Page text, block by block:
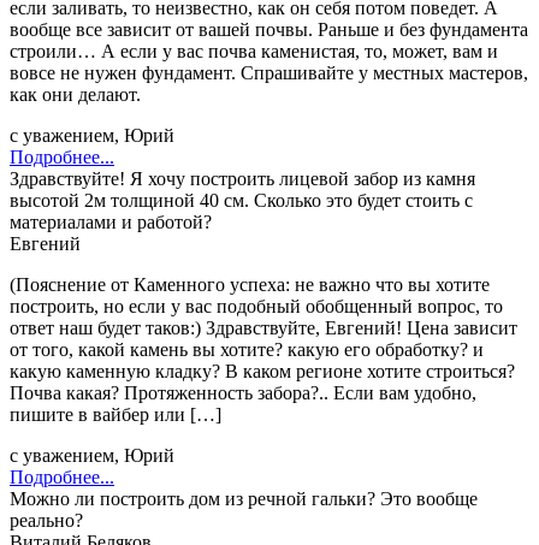
если заливать, то неизвестно, как он себя потом поведет. А
вообще все зависит от вашей почвы. Раньше и без фундамента
строили… А если у вас почва каменистая, то, может, вам и
вовсе не нужен фундамент. Спрашивайте у местных мастеров,
как они делают.
с уважением, Юрий
Подробнее...
Здравствуйте! Я хочу построить лицевой забор из камня
высотой 2м толщиной 40 см. Сколько это будет стоить с
материалами и работой?
Евгений
(Пояснение от Каменного успеха: не важно что вы хотите
построить, но если у вас подобный обобщенный вопрос, то
ответ наш будет таков:) Здравствуйте, Евгений! Цена зависит
от того, какой камень вы хотите? какую его обработку? и
какую каменную кладку? В каком регионе хотите строиться?
Почва какая? Протяженность забора?.. Если вам удобно,
пишите в вайбер или […]
с уважением, Юрий
Подробнее...
Можно ли построить дом из речной гальки? Это вообще
реально?